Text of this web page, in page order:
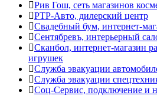
Рив Гош, сеть магазинов
РТР-Авто, дилерский центр
Свадебный бум, интернет-
Сентябревъ, интерьерный
Сканбол, интернет-магазин
игрушек
Служба эвакуации
Служба эвакуации
Соц-Сервис, подключение и